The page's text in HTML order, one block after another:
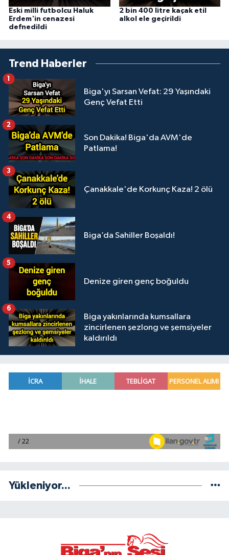
Eski milli futbolcu Haluk
Erdem'in cenazesi
defnedildi
2 bin 400 litre kaçak etil
alkol ele geçirildi
Trend Haberler
Biga'yı Sarsan Vefat: 29 Yaşındaki
Genç Vefat Etti
1
Son Dakika! Biga'da AVM'de
Patlama!
2
Çanakkale'de Korkunç Kaza! 2 ölü
3
Biga’da Sahiller Boşaldı!
4
Denize giren genç boğuldu
5
Biga yakınlarında kumsallara
zincirlenen şezlong ve şemsiyeler
kaldırıldı
6
Yükleniyor...